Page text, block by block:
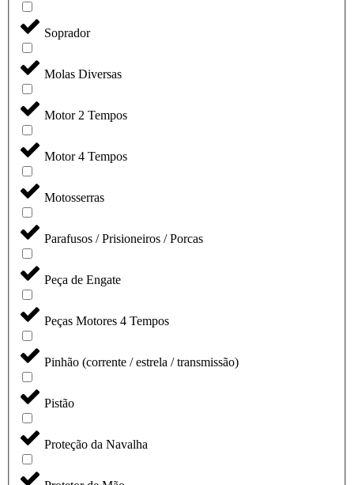
Soprador
Molas Diversas
Motor 2 Tempos
Motor 4 Tempos
Motosserras
Parafusos / Prisioneiros / Porcas
Peça de Engate
Peças Motores 4 Tempos
Pinhão (corrente / estrela / transmissão)
Pistão
Proteção da Navalha